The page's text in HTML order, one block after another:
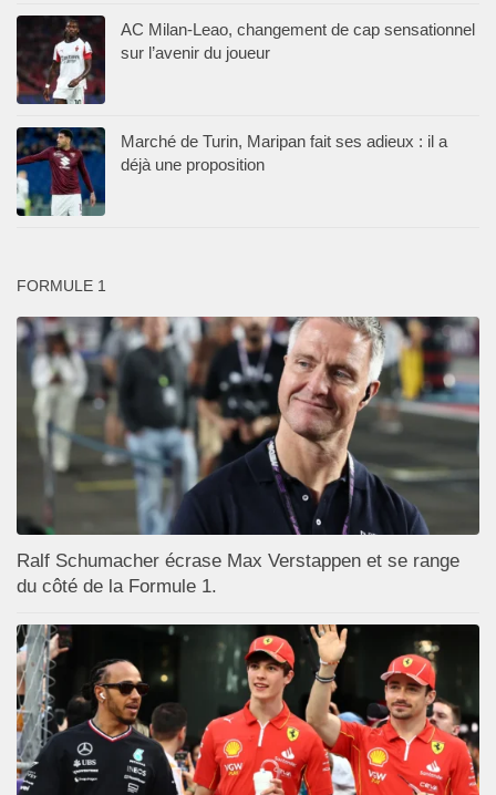
AC Milan-Leao, changement de cap sensationnel
sur l’avenir du joueur
Marché de Turin, Maripan fait ses adieux : il a
déjà une proposition
FORMULE 1
Ralf Schumacher écrase Max Verstappen et se range
du côté de la Formule 1.